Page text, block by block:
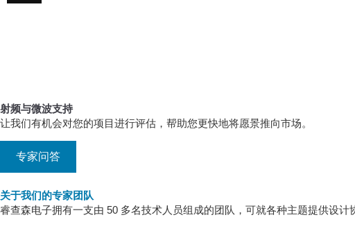
射频与微波支持
让我们有机会对您的项目进行评估，帮助您更快地将愿景推向市场。
专家问答
关于我们的专家团队
睿查森电子拥有一支由 50 多名技术人员组成的团队，可就各种主题提供设